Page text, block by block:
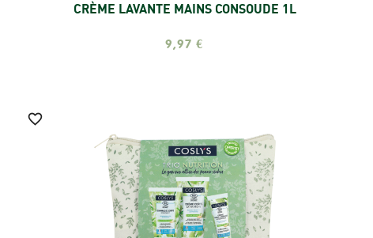
CRÈME LAVANTE MAINS CONSOUDE 1L
Ajouter
9,97 €
